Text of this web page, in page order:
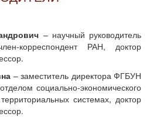
– научный руководитель
корреспондент РАН, доктор
– заместитель директора ФГБУН
социально-экономического
системах, доктор